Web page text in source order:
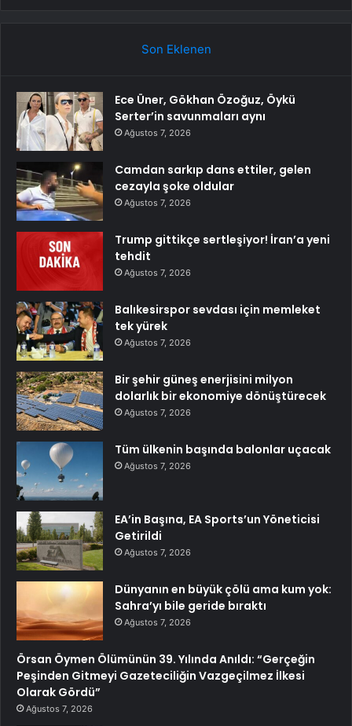
Son Eklenen
Ece Üner, Gökhan Özoğuz, Öykü
Serter’in savunmaları aynı
Ağustos 7, 2026
Camdan sarkıp dans ettiler, gelen
cezayla şoke oldular
Ağustos 7, 2026
Trump gittikçe sertleşiyor! İran’a yeni
tehdit
Ağustos 7, 2026
Balıkesirspor sevdası için memleket
tek yürek
Ağustos 7, 2026
Bir şehir güneş enerjisini milyon
dolarlık bir ekonomiye dönüştürecek
Ağustos 7, 2026
Tüm ülkenin başında balonlar uçacak
Ağustos 7, 2026
EA’in Başına, EA Sports’un Yöneticisi
Getirildi
Ağustos 7, 2026
Dünyanın en büyük çölü ama kum yok:
Sahra’yı bile geride bıraktı
Ağustos 7, 2026
Örsan Öymen Ölümünün 39. Yılında Anıldı: “Gerçeğin
Peşinden Gitmeyi Gazeteciliğin Vazgeçilmez İlkesi
Olarak Gördü”
Ağustos 7, 2026